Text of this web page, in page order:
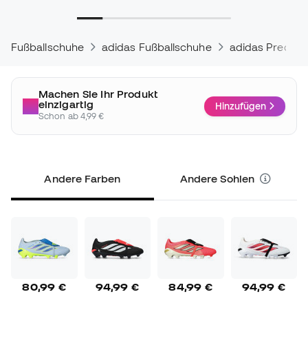
Fußballschuhe adidas Fußballschuhe adidas
Machen Sie Ihr Produkt
einzigartig
Schon ab 4,99 €
Hinzufügen
Andere Farben Andere Sohlen
80,99 € 94,99 € 84,99 € 94,99 €